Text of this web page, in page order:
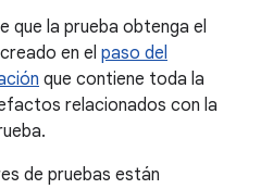
que la prueba obtenga el
creado en el paso del
que contiene toda la
relacionados con la
de pruebas están